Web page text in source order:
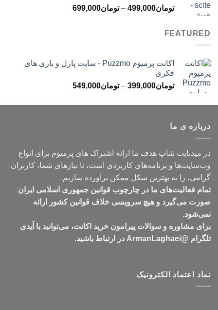
تومان499,000
تومان499,000
– تومان699,000محدوده
FEATURED
اکانت پرمیوم Puzzmo - سایت پازل و بازی های
فکری
تومان399,000
– تومان549,000محدوده
تومان399,000
درباره ی ما
در میدنایت شاپ هدف ما ارائه اشتراک های پرمیوم برای انواع
وب‌سایت‌ها و برنامه‌های کاربردی است، تا نیازهای شما، کاربران
گرامی، را به بهترین شکل ممکن برآورده سازیم.
تمام فعالیت‌های ما در چارچوب قوانین جمهوری اسلامی ایران
صورت می‌گیرد و هیچ سرویسی خلاف قوانین کشور ارائه
نمی‌شود.
برای مشاوره و سوالات پیرامون خرید اکانت، می‌توانید با آیدی
تلگرام @ArmanLaghaei در ارتباط باشید.
نماد اعتماد الکترونیک